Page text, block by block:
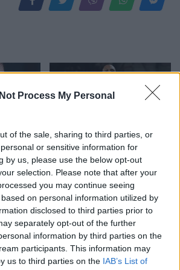
Process My Personal
of the sale, sharing to third parties, or
or sensitive information for
by us, please use the below opt-out
selection. Please note that after your
you may continue seeing
on personal information utilized by
disclosed to third parties prior to
separately opt-out of the further
information by third parties on the
participants. This information may
us to third parties on the IAB’s List of
në
Katër klubet e mëdha
europiane në garë për
sulmuesin e Brentfordit,
Igor Thiago